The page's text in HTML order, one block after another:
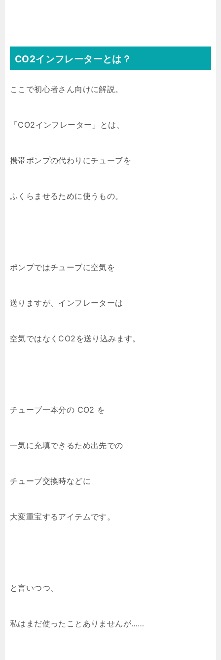
CO2インフレーターとは？
ここで初心者さん向けに解説。
「CO2インフレーター」とは、
携帯ポンプの代わりにチューブを
ふくらませるために使うもの。
ポンプではチューブに空気を
送りますが、インフレーターは
空気ではなくCO2を送り込みます。
チューブ一本分の CO2 を
一気に充填できるため出先での
チューブ交換時などに
大変重宝するアイテムです。
と言いつつ、
私はまだ使ったことありませんが……